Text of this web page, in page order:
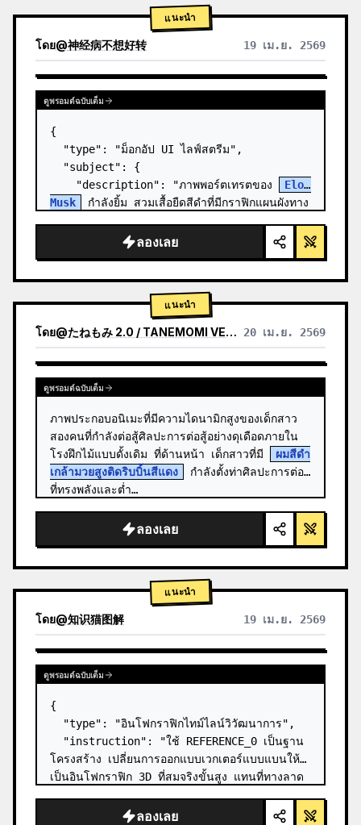
แนะนำ
โดย@神经病不想好转 19 เม.ย. 2569
ดูพรอมต์ฉบับเต็ม
{
  "type": "ม็อกอัป UI ไลฟ์สตรีม",
  "subject": {
    "description": "ภาพพอร์ตเทรตของ
Elon
Musk
กำลังยิ้ม สวมเสื้อยืดสีดำที่มีกราฟิกแผนผังทาง
    "background": "ด้านซ้ายแสดงหน้าจอที่มี
ข้อความ '{argument n…
ลองเลย
แนะนำ
โดย@たねもみ 2.0 / TANEMOMI VER2.0 20 เม.ย. 2569
ดูพรอมต์ฉบับเต็ม
ภาพประกอบอนิเมะที่มีความไดนามิกสูงของเด็กสาว
สองคนที่กำลังต่อสู้ศิลปะการต่อสู้อย่างดุเดือดภายใน
โรงฝึกไม้แบบดั้งเดิม ที่ด้านหน้า เด็กสาวที่มี
ผมสีดำ
เกล้ามวยสูงติดริบบิ้นสีแดง
กำลังตั้งท่าศิลปะการต่อสู้
ที่ทรงพลังและต่ำ…
ลองเลย
แนะนำ
โดย@知识猫图解 19 เม.ย. 2569
ดูพรอมต์ฉบับเต็ม
{
  "type": "อินโฟกราฟิกไทม์ไลน์วิวัฒนาการ",
  "instruction": "ใช้ REFERENCE_0 เป็นฐาน
โครงสร้าง เปลี่ยนการออกแบบเวกเตอร์แบบแบนให้
เป็นอินโฟกราฟิก 3D ที่สมจริงขั้นสูง แทนที่ทางลาด
ชีวิตทั้งหมดให้เป็นโมเดล 3D ที่สมจ…
ลองเลย